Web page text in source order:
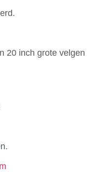
20 inch grote velgen